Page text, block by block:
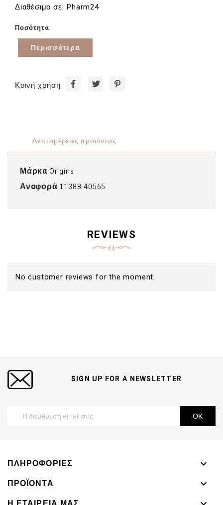
Διαθέσιμο σε: Pharm24
Ποσότητα
Περισσότερα
Κοινή χρήση
Λεπτομέρειες προϊόντος
Μάρκα Origins
Αναφορά 11388-40565
REVIEWS
No customer reviews for the moment.
SIGN UP FOR A NEWSLETTER
ΠΛΗΡΟΦΟΡΊΕΣ

ΠΡΟΪΌΝΤΑ
